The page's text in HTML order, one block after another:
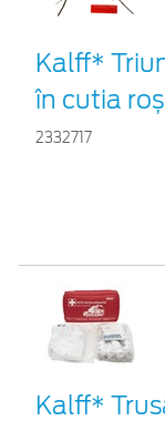
Kalff*
în cutia
2332717
Kalff*